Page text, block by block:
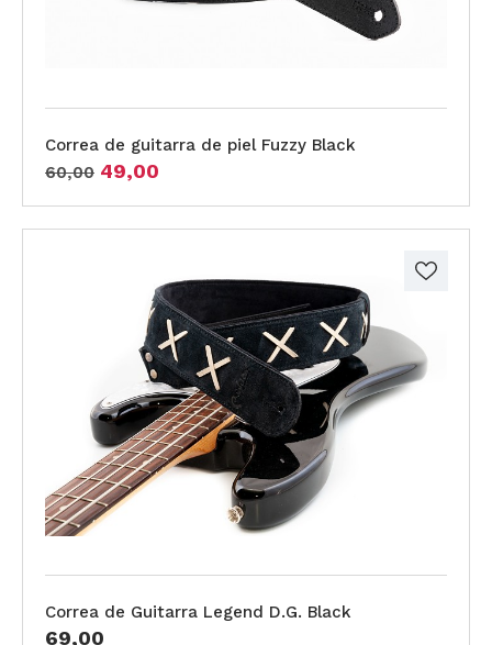
Correa de guitarra de piel Fuzzy Black
60,00 49,00
Correa de Guitarra Legend D.G. Black
69,00